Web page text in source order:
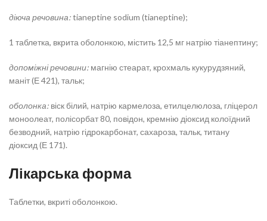
діюча речовина:tianeptine sodium (tianeptine);
1 таблетка, вкрита оболонкою, містить 12,5 мг натрію тіанептину;
допоміжні речовини: магнію стеарат, крохмаль кукурудзяний,
маніт (Е 421), тальк;
оболонка: віск білий, натрію кармелоза, етилцелюлоза, гліцерол
моноолеат, полісорбат 80, повідон, кремнію діоксид колоїдний
безводний, натрію гідрокарбонат, сахароза, тальк, титану
діоксид (Е 171).
Лікарська форма
Таблетки, вкриті оболонкою.